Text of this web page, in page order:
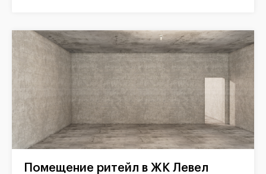
Помещение ритейл в ЖК Левел